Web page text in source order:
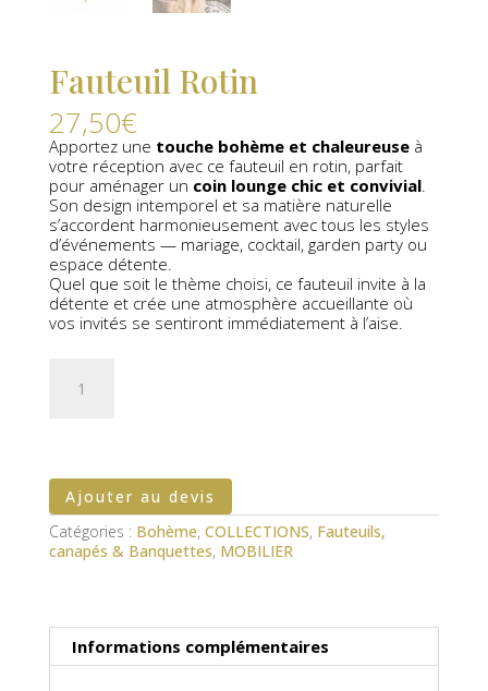
Fauteuil Rotin
27,50€
Apportez une touche bohème et chaleureuseà
votre réception avec ce fauteuil en rotin, parfait
pour aménager un coin lounge chic et convivial.
Son design intemporel et sa matière naturelle
s’accordent harmonieusement avec tous les styles
d’événements — mariage, cocktail, garden party ou
espace détente.
Quel que soit le thème choisi, ce fauteuil invite à la
détente et crée une atmosphère accueillante où
vos invités se sentiront immédiatement à l’aise.
Ajouter au devis
Catégories : Bohème, COLLECTIONS, Fauteuils,
canapés & Banquettes, MOBILIER
Informations complémentaires